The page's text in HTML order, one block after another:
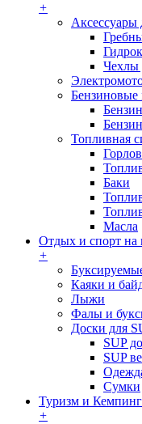
+
Аксессуары
Чехлы
Топливная
Баки
Масла
Отдых и спорт на
+
Каяки и
Лыжи
Фалы и
Доски для
SUP
SUP
Сумки
Туризм и Кемпинг
+